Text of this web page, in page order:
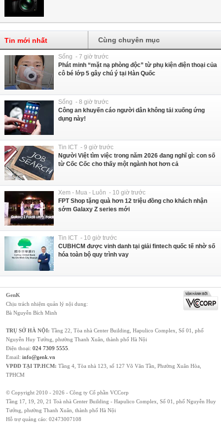
Tin mới nhất Cùng chuyên mục
Sống - 7 giờ trước
Phát minh “mặt nạ phòng độc” từ phụ kiện điện thoại của
cô bé lớp 5 gây chú ý tại Hàn Quốc
Sống - 8 giờ trước
Công an khuyến cáo người dân không tải xuống ứng
dụng này!
Tin ICT - 9 giờ trước
Người Việt tìm việc trong năm 2026 đang nghĩ gì: con số
từ Cốc Cốc cho thấy một ngành hot hơn cả
Xem - Mua - Luôn - 10 giờ trước
FPT Shop tặng quà hơn 12 triệu đồng cho khách nhận
sớm Galaxy Z series mới
Tin ICT - 10 giờ trước
CUBHCM được vinh danh tại giải fintech quốc tế nhờ số
hóa toàn bộ quy trình vay
GenK
Chịu trách nhiệm quản lý nội dung:
Bà Nguyễn Bích Minh
TRỤ SỞ HÀ NỘI: Tầng 22, Tòa nhà Center Building, Hapulico Complex, Số 01, phố
Nguyễn Huy Tưởng, phường Thanh Xuân, thành phố Hà Nội
Điện thoại: 024 7309 5555
Email: info@genk.vn
VPĐD TẠI TP.HCM: Tầng 4, Tòa nhà 123, số 127 Võ Văn Tần, Phường Xuân Hòa,
TPHCM
© Copyright 2010 - 2026 - Công ty Cổ phần VCCorp
Tầng 17, 19, 20, 21 Toà nhà Center Building - Hapulico Complex, Số 01, phố Nguyễn Huy
Tưởng, phường Thanh Xuân, thành phố Hà Nội
Hỗ trợ quảng cáo: 02473007108